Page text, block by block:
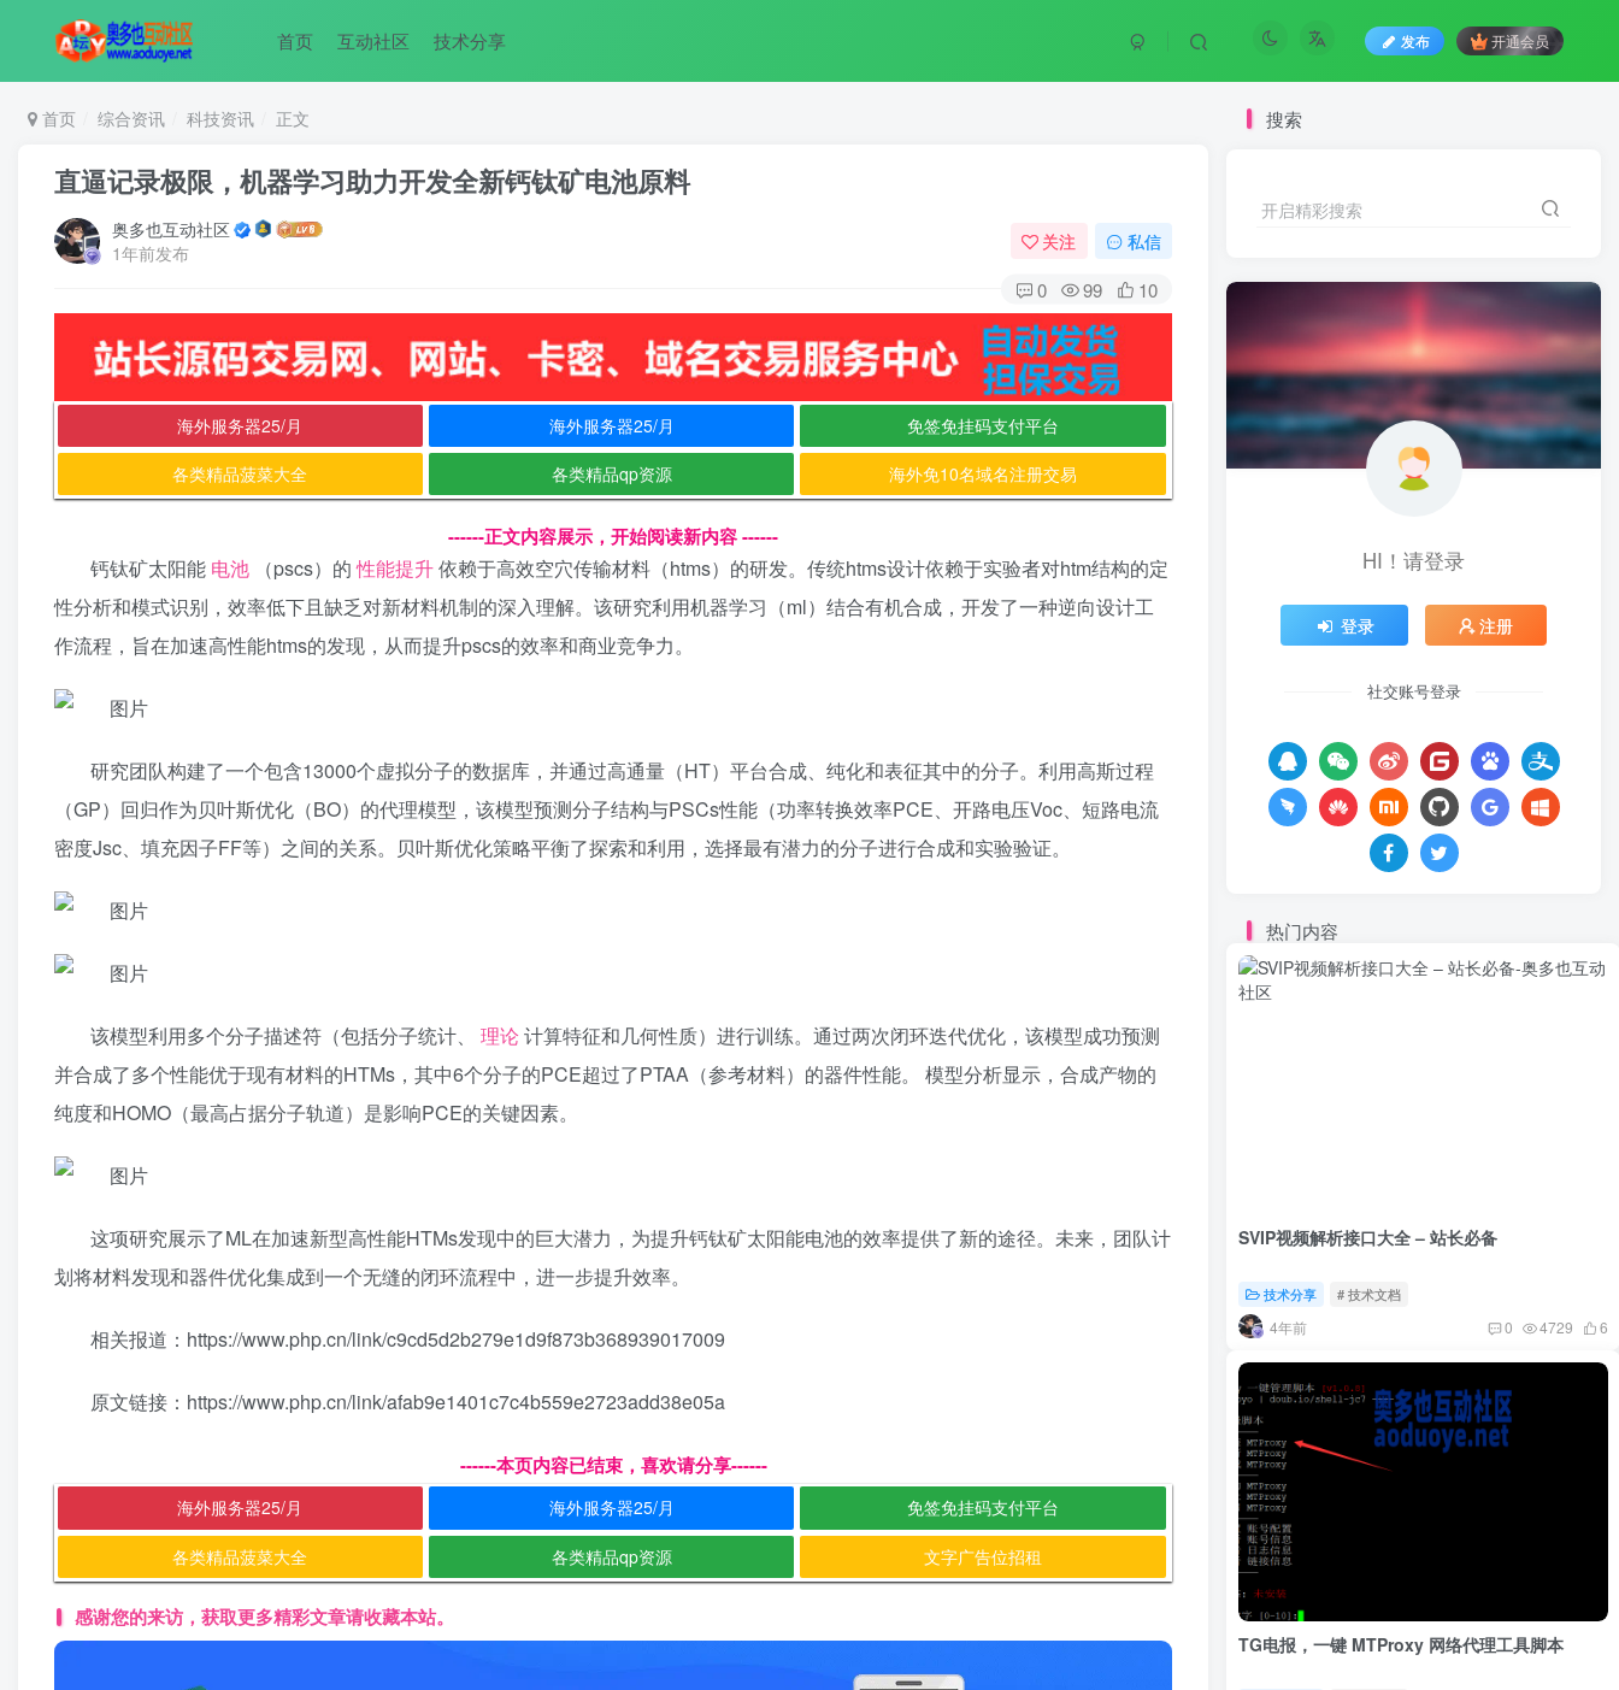
首页 互动社区 技术分享 发布 开通会员
首页 综合资讯 科技资讯 正文
直逼记录极限，机器学习助力开发全新钙钛矿电池原料
奥多也互动社区
1年前发布
关注 私信
0 99 10
海外服务器25/月 海外服务器25/月 免签免挂码支付平台
各类精品菠菜大全 各类精品qp资源 海外免10名域名注册交易
------正文内容展示，开始阅读新内容 ------
钙钛矿太阳能 电池 （pscs）的性能提升依赖于高效空穴传输材料（htms）的研发。传统htms设计依赖于实验者对htm结构的定
性分析和模式识别，效率低下且缺乏对新材料机制的深入理解。该研究利用机器学习（ml）结合有机合成，开发了一种逆向设计工
作流程，旨在加速高性能htms的发现，从而提升pscs的效率和商业竞争力。
研究团队构建了一个包含13000个虚拟分子的数据库，并通过高通量（HT）平台合成、纯化和表征其中的分子。利用高斯过程
（GP）回归作为贝叶斯优化（BO）的代理模型，该模型预测分子结构与PSCs性能（功率转换效率PCE、开路电压Voc、短路电流
密度Jsc、填充因子FF等）之间的关系。贝叶斯优化策略平衡了探索和利用，选择最有潜力的分子进行合成和实验验证。
该模型利用多个分子描述符（包括分子统计、 理论计算特征和几何性质）进行训练。通过两次闭环迭代优化，该模型成功预测
并合成了多个性能优于现有材料的HTMs，其中6个分子的PCE超过了PTAA（参考材料）的器件性能。 模型分析显示，合成产物的
纯度和HOMO（最高占据分子轨道）是影响PCE的关键因素。
这项研究展示了ML在加速新型高性能HTMs发现中的巨大潜力，为提升钙钛矿太阳能电池的效率提供了新的途径。未来，团队计
划将材料发现和器件优化集成到一个无缝的闭环流程中，进一步提升效率。
相关报道：https://www.php.cn/link/c9cd5d2b279e1d9f873b368939017009
原文链接：https://www.php.cn/link/afab9e1401c7c4b559e2723add38e05a
------本页内容已结束，喜欢请分享------
海外服务器25/月 海外服务器25/月 免签免挂码支付平台
各类精品菠菜大全 各类精品qp资源 文字广告位招租
感谢您的来访，获取更多精彩文章请收藏本站。
搜索
开启精彩搜索
HI！请登录
登录 注册
社交账号登录
热门内容
SVIP视频解析接口大全 – 站长必备
技术分享 # 技术文档
4年前 0 4729 6
TG电报，一键 MTProxy 网络代理工具脚本